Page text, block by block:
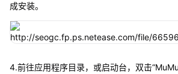
成安装。
4.前往应用程序目录，或启动台，双击